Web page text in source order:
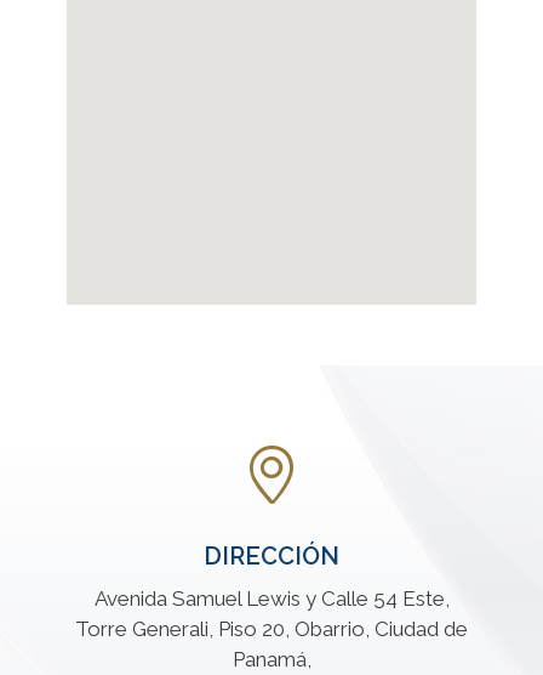
DIRECCIÓN
Avenida Samuel Lewis y Calle 54 Este,
Torre Generali, Piso 20, Obarrio, Ciudad de
Panamá,